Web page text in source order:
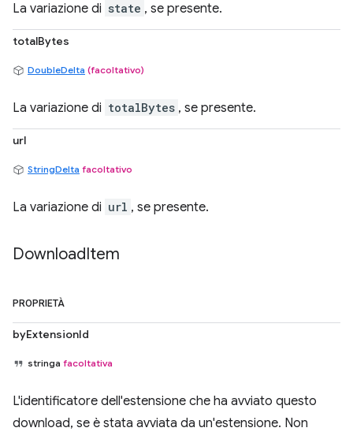
La variazione di state , se presente.
totalBytes
DoubleDelta (facoltativo)
La variazione di totalBytes , se presente.
url
StringDelta facoltativo
La variazione di url , se presente.
DownloadItem
PROPRIETÀ
byExtensionId
stringa facoltativa
L'identificatore dell'estensione che ha avviato questo
download, se è stata avviata da un'estensione. Non